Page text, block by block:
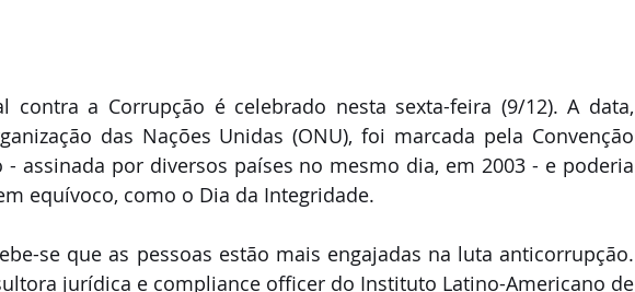
contra a Corrupção é celebrado nesta sexta-feira (9/12). A data,
das Nações Unidas (ONU), foi marcada pela Convenção
- assinada por diversos países no mesmo dia, em 2003 - e poderia
equívoco, como o Dia da Integridade.
se que as pessoas estão mais engajadas na luta anticorrupção.
jurídica e compliance officer do Instituto Latino-Americano de